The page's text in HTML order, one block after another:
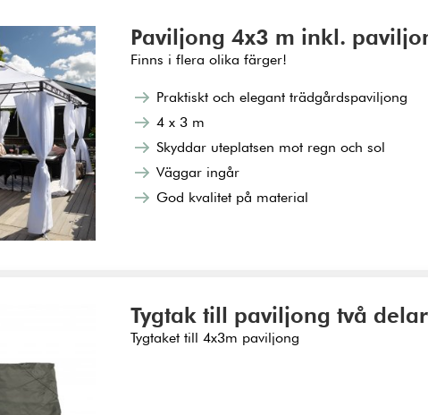
Paviljong 4x3 m inkl.
Finns i flera olika färger!
Praktiskt och elegant trädgårdspaviljong
4 x 3 m
Skyddar uteplatsen mot regn och sol
Väggar ingår
God kvalitet på material
Tygtak till paviljong två
Tygtaket till 4x3m paviljong